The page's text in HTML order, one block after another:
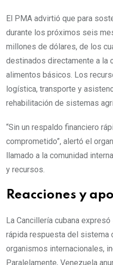
El PMA advirtió que para
durante los próximos seis
millones de dólares, de los
destinados directamente a la
alimentos básicos. Los
logística, transporte y
rehabilitación de sistemas
“Sin un respaldo financiero
comprometido”, alertó el
llamado a la comunidad
y recursos.
Reacciones y
La Cancillería cubana
rápida respuesta del sistema
organismos internacionales,
Paralelamente, Venezuela